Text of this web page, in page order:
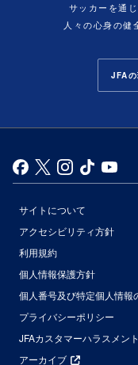
サッカーを通
人々の心身の健
JFAの
サイトについて
アクセシビリティ方針
利用規約
個人情報保護方針
個人番号及び特定個人情報
プライバシーポリシー
JFAカスタマーハラスメン
アーカイブ